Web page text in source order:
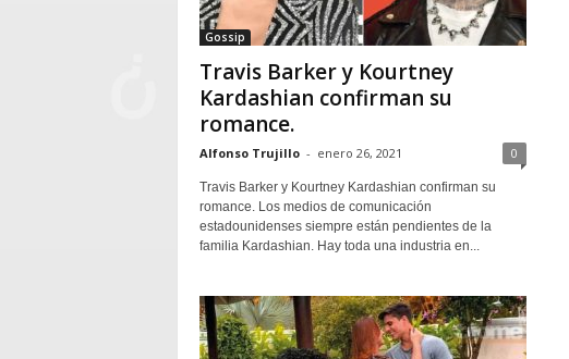
Gossip
Travis Barker y Kourtney
Kardashian confirman su
romance.
Alfonso Trujillo - enero 26, 2021 0
Travis Barker y Kourtney Kardashian confirman su
romance. Los medios de comunicación
estadounidenses siempre están pendientes de la
familia Kardashian. Hay toda una industria en...